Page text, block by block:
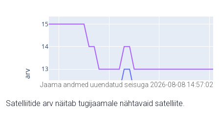
Jaama andmed uuendatud seisuga 2026-08-08 14:57:02
Satelliitide arv näitab tugijaamale nähtavaid satelliite.